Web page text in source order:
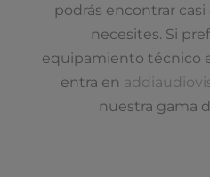
podrás encontrar
necesites. Si
equipamiento técnico
entra en
nuestra gama